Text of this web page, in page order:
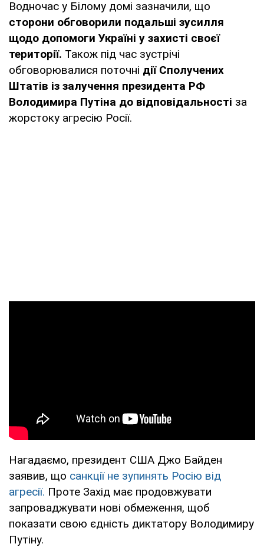
Водночас у Білому домі зазначили, що
сторони обговорили подальші зусилля
щодо допомоги Україні у захисті своєї
території. Також під час зустрічі
обговорювалися поточні дії Сполучених
Штатів із залучення президента РФ
Володимира Путіна до відповідальності за
жорстоку агресію Росії.
Нагадаємо, президент США Джо Байден
заявив, що санкції не зупинять Росію від
агресії. Проте Захід має продовжувати
запроваджувати нові обмеження, щоб
показати свою єдність диктатору Володимиру
Путіну.